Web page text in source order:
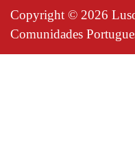
Copyright © 2026
Comunidades